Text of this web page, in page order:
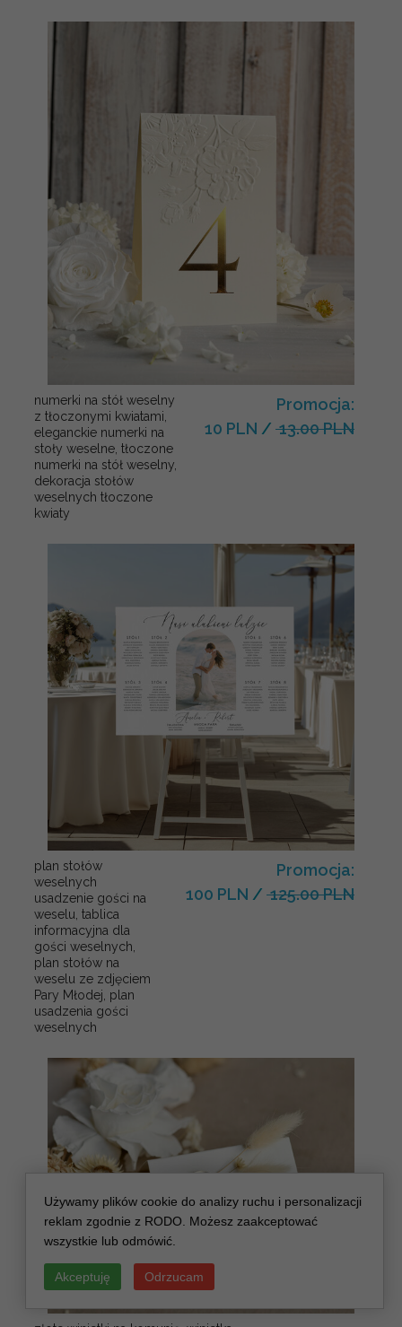
numerki na stół weselny
z tłoczonymi kwiatami,
eleganckie numerki na
stoły weselne, tłoczone
numerki na stół weselny,
dekoracja stołów
weselnych tłoczone
kwiaty
Promocja:
10 PLN / 13.00 PLN
plan stołów
weselnych
usadzenie gości na
weselu, tablica
informacyjna dla
gości weselnych,
plan stołów na
weselu ze zdjęciem
Pary Młodej, plan
usadzenia gości
weselnych
Promocja:
100 PLN / 125.00 PLN
Używamy plików cookie do analizy ruchu i personalizacji
reklam zgodnie z RODO. Możesz zaakceptować
wszystkie lub odmówić.
Akceptuję Odrzucam